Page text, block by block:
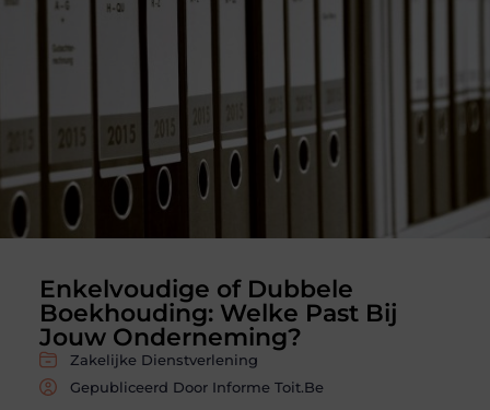
Enkelvoudige of Dubbele
Boekhouding: Welke Past Bij
Jouw Onderneming?
Zakelijke Dienstverlening
Gepubliceerd Door Informe Toit.be